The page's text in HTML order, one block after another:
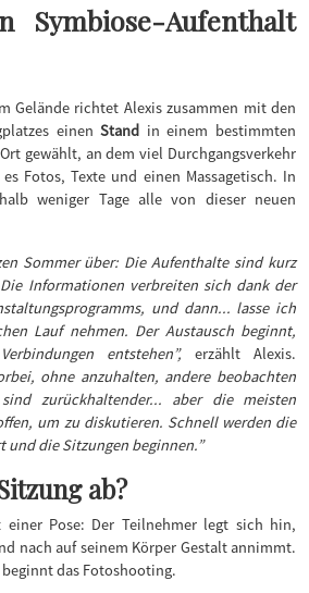
Symbiose-Aufenthalt
Gelände richtet Alexis zusammen mit den
einenStand in einem bestimmten
gewählt, an dem viel Durchgangsverkehr
Fotos, Texte und einen Massagetisch. In
weniger Tage alle von dieser neuen
Sommer über: Die Aufenthalte sind kurz
Informationen verbreiten sich dank der
und dann... lasse ich
Lauf nehmen. Der Austausch beginnt,
entstehen”, erzählt Alexis.
ohne anzuhalten, andere beobachten
zurückhaltender... aber die meisten
um zu diskutieren. Schnell werden die
und die Sitzungen beginnen.”
ab?
Pose: Der Teilnehmer legt sich hin,
nach auf seinem Körper Gestalt annimmt.
das Fotoshooting.